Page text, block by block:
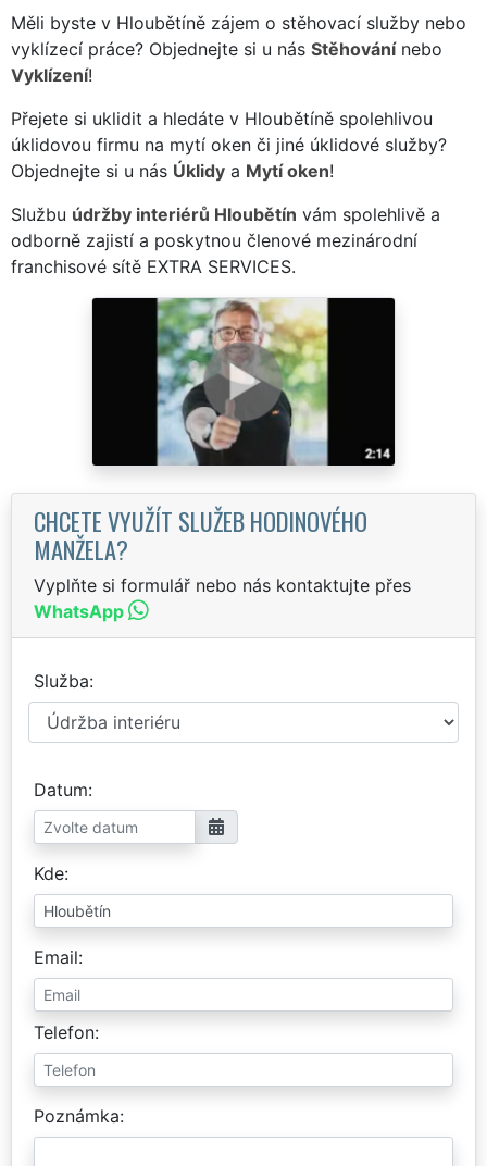
Měli byste v Hloubětíně zájem o stěhovací služby nebo
vyklízecí práce? Objednejte si u nás Stěhovánínebo
Vyklízení!
Přejete si uklidit a hledáte v Hloubětíně spolehlivou
úklidovou firmu na mytí oken či jiné úklidové služby?
Objednejte si u nás Úklidy a Mytí oken!
Službu údržby interiérů Hloubětín vám spolehlivě a
odborně zajistí a poskytnou členové mezinárodní
franchisové sítě EXTRA SERVICES.
CHCETE VYUŽÍT SLUŽEB HODINOVÉHO
MANŽELA?
Vyplňte si formulář nebo nás kontaktujte přes
WhatsApp
Služba
Datum
Kde
Email
Telefon
Poznámka